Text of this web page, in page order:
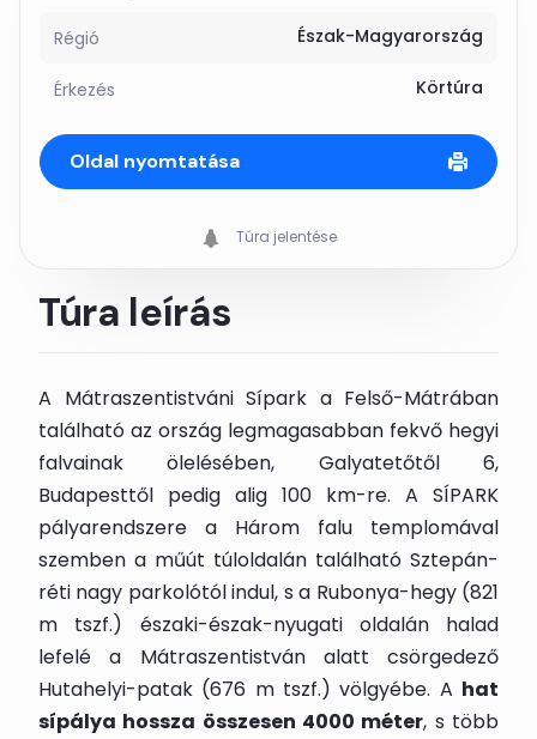
Régió Észak-Magyarország
Érkezés Körtúra
Oldal nyomtatása
Túra jelentése
Túra leírás
A Mátraszentistváni Sípark a Felső-Mátrában
található az ország legmagasabban fekvő hegyi
falvainak ölelésében, Galyatetőtől 6,
Budapesttől pedig alig 100 km-re. A SÍPARK
pályarendszere a Három falu templomával
szemben a műút túloldalán található Sztepán-
réti nagy parkolótól indul, s a Rubonya-hegy (821
m tszf.) északi-észak-nyugati oldalán halad
lefelé a Mátraszentistván alatt csörgedező
Hutahelyi-patak (676 m tszf.) völgyébe. A hat
sípálya hossza összesen 4000 méter, s több